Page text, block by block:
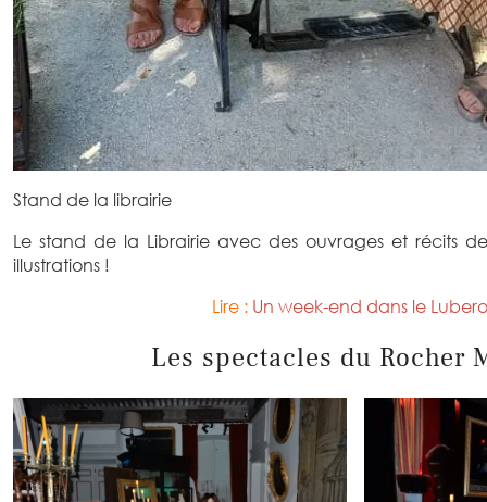
Stand de la librairie
Le stand de la Librairie avec des ouvrages et récits
illustrations !
Lire :Un week-end dans le
Les spectacles du Rocher